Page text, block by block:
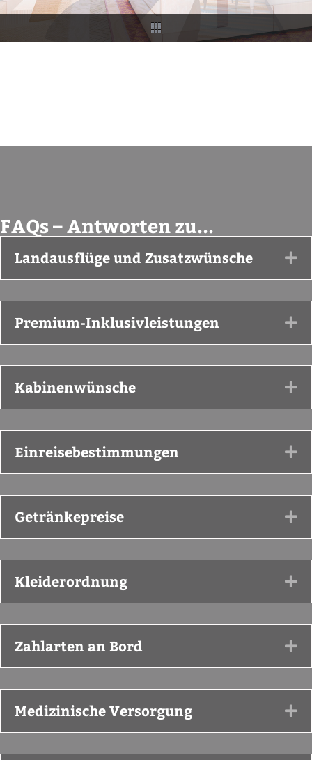
FAQs – Antworten zu...
Landausflüge und Zusatzwünsche
Premium-Inklusivleistungen
Kabinenwünsche
Einreisebestimmungen
Getränkepreise
Kleiderordnung
Zahlarten an Bord
Medizinische Versorgung